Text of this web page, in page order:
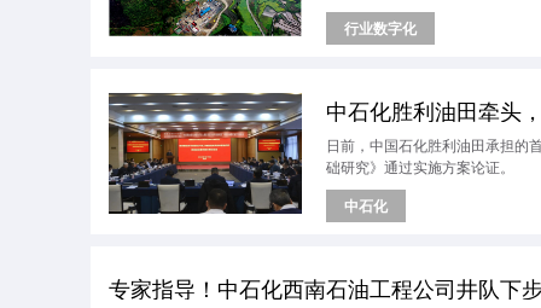
行业数字化
中石化胜利油田牵头
日前，中国石化胜利油田承担的
础研究》通过实施方案论证。
中石化
专家指导！中石化西南石油工程公司井队下